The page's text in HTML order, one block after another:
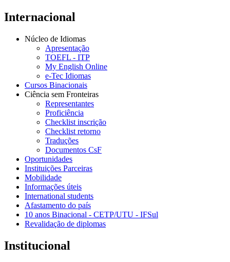
Internacional
Núcleo de Idiomas
Apresentação
TOEFL - ITP
My English Online
e-Tec Idiomas
Cursos Binacionais
Ciência sem Fronteiras
Representantes
Proficiência
Checklist inscrição
Checklist retorno
Traduções
Documentos CsF
Oportunidades
Instituições Parceiras
Mobilidade
Informações úteis
International students
Afastamento do país
10 anos Binacional - CETP/UTU - IFSul
Revalidação de diplomas
Institucional